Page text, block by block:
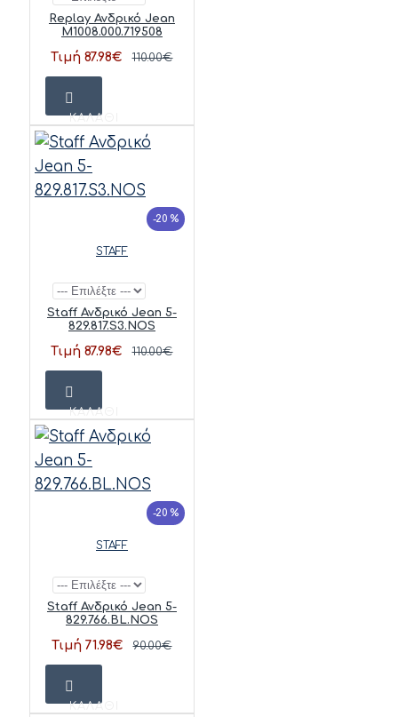
Replay Ανδρικό Jean
M1008.000.719508
Τιμή 87.98€ 110.00€
ΚΑΛΆΘΙ
-20 %
STAFF
Staff Ανδρικό Jean 5-
829.817.S3.NOS
Τιμή 87.98€ 110.00€
ΚΑΛΆΘΙ
-20 %
STAFF
Staff Ανδρικό Jean 5-
829.766.BL.NOS
Τιμή 71.98€ 90.00€
ΚΑΛΆΘΙ